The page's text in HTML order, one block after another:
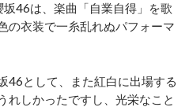
46は、楽曲「自業自得」を歌
の衣装で一糸乱れぬパフォーマ
46として、また紅白に出場する
れしかったですし、光栄なこと